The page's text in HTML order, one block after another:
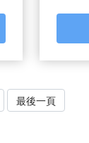
最後一頁